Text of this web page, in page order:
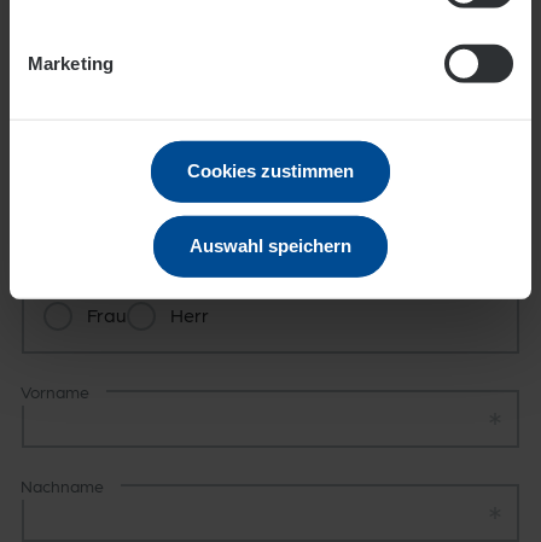
Marketing
Cookies zustimmen
Auswahl speichern
kostenlos testen
Kein Risiko: Wir informieren Sie automatisch, bevor die kostenlose
Frau Herr
Vorname
Nachname